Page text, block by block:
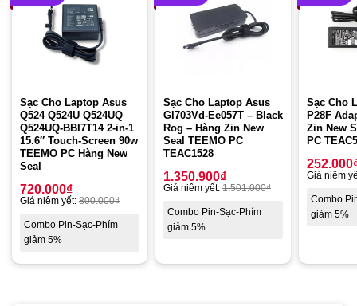
Sạc Cho Laptop Asus
Q524 Q524U Q524UQ
Q524UQ-BBI7T14 2-in-1
15.6″ Touch-Screen 90w
TEEMO PC Hàng New
Seal
720.000₫
Giá niêm yết: 800.000₫
Combo Pin-Sạc-Phím
giảm 5%
Sạc Cho Laptop Asus
Gl703Vd-Ee057T – Black
Rog – Hàng Zin New
Seal TEEMO PC
TEAC1528
1.350.900₫
Giá niêm yết: 1.501.000₫
Combo Pin-Sạc-Phím
giảm 5%
Sạc Cho
P28F
Zin New
PC
252.000
Giá niêm
Combo
giảm 5%